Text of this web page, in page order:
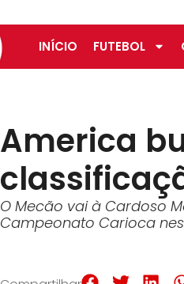
INÍCIO FUTEBOL
America
O Mecão vai à Cardoso
Campeonato Carioca